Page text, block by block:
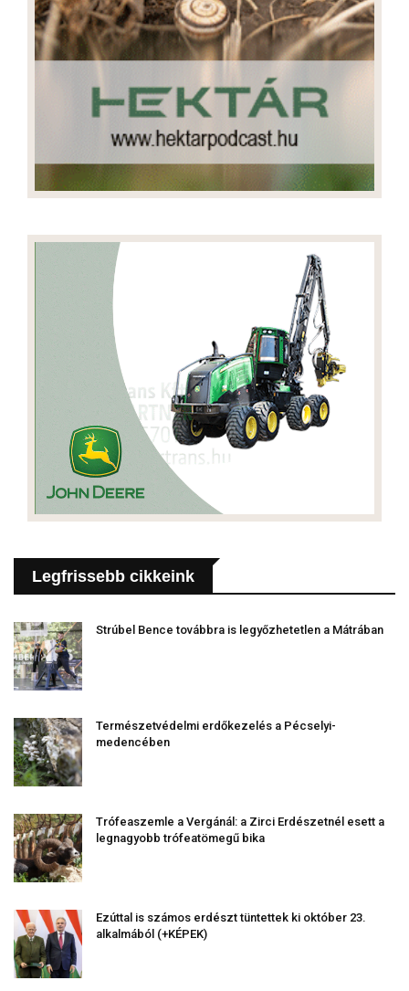
Legfrissebb cikkeink
Strúbel Bence továbbra is legyőzhetetlen a Mátrában
Természetvédelmi erdőkezelés a Pécselyi-
medencében
Trófeaszemle a Vergánál: a Zirci Erdészetnél esett a
legnagyobb trófeatömegű bika
Ezúttal is számos erdészt tüntettek ki október 23.
alkalmából (+KÉPEK)